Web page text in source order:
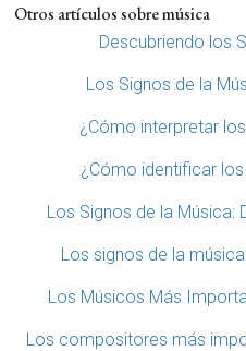
Otros artículos sobre música
Descubriendo los
Los Signos de la
¿Cómo interpretar
¿Cómo identificar
Los Signos de la Música:
Los signos de la
Los Músicos Más
Los compositores más